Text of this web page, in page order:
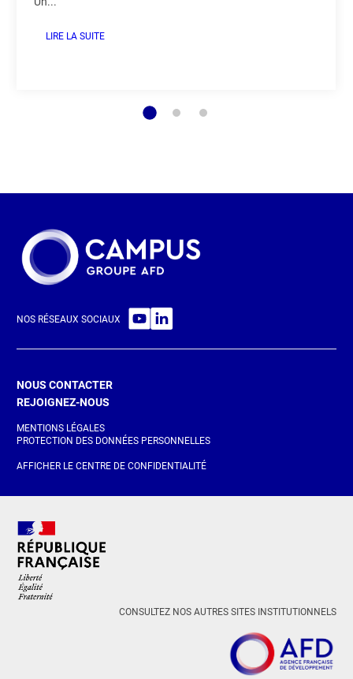
LIRE LA SUITE
NOS RÉSEAUX SOCIAUX
NOUS CONTACTER
REJOIGNEZ-NOUS
MENTIONS LÉGALES
PROTECTION DES DONNÉES PERSONNELLES
AFFICHER LE CENTRE DE CONFIDENTIALITÉ
CONSULTEZ NOS AUTRES SITES INSTITUTIONNELS